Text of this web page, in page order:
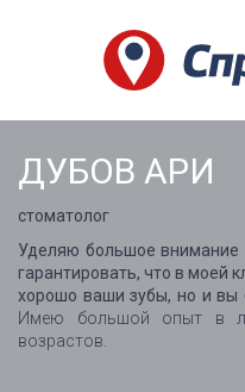
ДУБОВ АРИ
стоматолог
Уделяю большое внимание
гарантировать, что в моей
хорошо ваши зубы, но и вы
Имею большой опыт в
возрастов.